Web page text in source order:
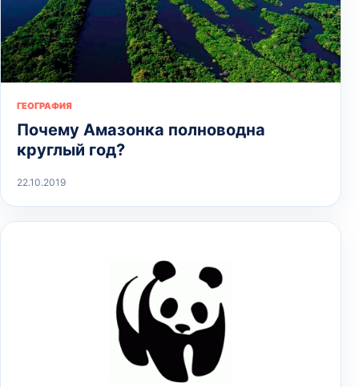
ГЕОГРАФИЯ
Почему Амазонка полноводна
круглый год?
22.10.2019